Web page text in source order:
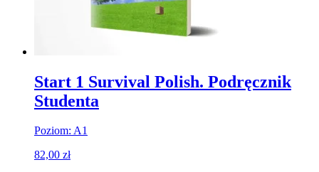
Start 1 Survival Polish. Podręcznik
Studenta
Poziom: A1
82,00 zł